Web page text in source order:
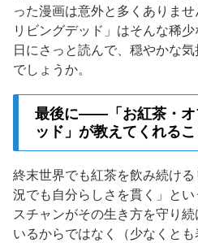
った漫画は意外と多くありま
リビングデッド」はそんな稀
日にさっと読んで、穏やかな
でしょうか。
最後に——「お紅茶・オ
ッド」が教えてくれるこ
終末世界でも紅茶を飲み続け
況でも自分らしさを貫く」と
スチャンがその生き方を守り
いるからではなく（少なくと